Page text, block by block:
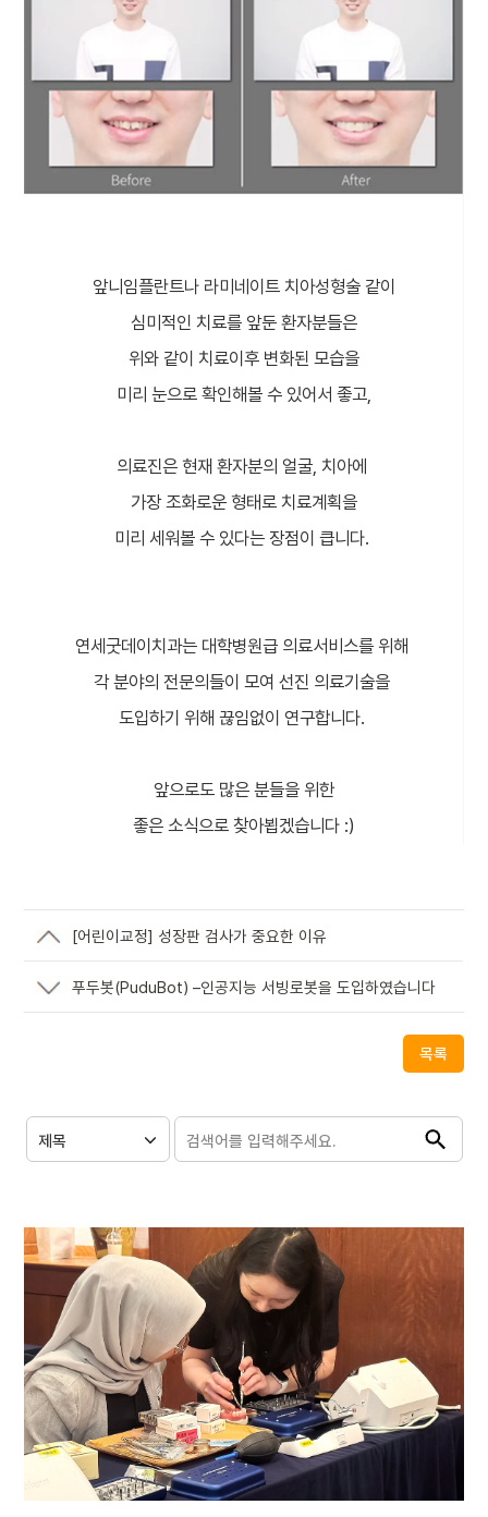
앞니임플란트나 라미네이트 치아성형술 같이
심미적인 치료를 앞둔 환자분들은
위와 같이 치료이후 변화된 모습을
미리 눈으로 확인해볼 수 있어서 좋고,
의료진은 현재 환자분의 얼굴, 치아에
가장 조화로운 형태로 치료계획을
미리 세워볼 수 있다는 장점이 큽니다.
연세굿데이치과는 대학병원급 의료서비스를 위해
각 분야의 전문의들이 모여 선진 의료기술을
도입하기 위해 끊임없이 연구합니다.
앞으로도 많은 분들을 위한
좋은 소식으로 찾아뵙겠습니다 :)
[어린이교정] 성장판 검사가 중요한 이유
푸두봇(PuduBot) –인공지능 서빙로봇을 도입하였습니다
목록